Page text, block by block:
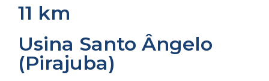
11 km
Usina Santo Ângelo
(Pirajuba)